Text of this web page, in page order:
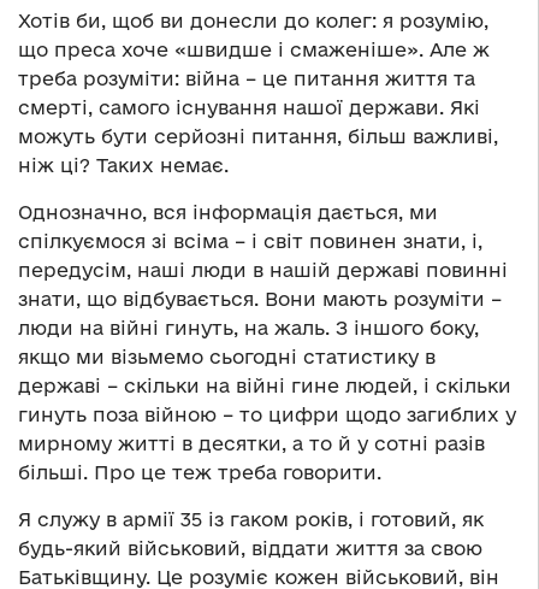
Хотів би, щоб ви донесли до колег: я розумію,
що преса хоче «швидше і смаженіше». Але ж
треба розуміти: війна – це питання життя та
смерті, самого існування нашої держави. Які
можуть бути серйозні питання, більш важливі,
ніж ці? Таких немає.
Однозначно, вся інформація дається, ми
спілкуємося зі всіма – і світ повинен знати, і,
передусім, наші люди в нашій державі повинні
знати, що відбувається. Вони мають розуміти –
люди на війні гинуть, на жаль. З іншого боку,
якщо ми візьмемо сьогодні статистику в
державі – скільки на війні гине людей, і скільки
гинуть поза війною – то цифри щодо загиблих у
мирному житті в десятки, а то й у сотні разів
більші. Про це теж треба говорити.
Я служу в армії 35 із гаком років, і готовий, як
будь-який військовий, віддати життя за свою
Батьківщину. Це розуміє кожен військовий, він